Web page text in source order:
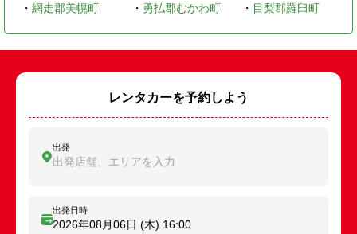
・ 網走郡美幌町 ・ 勇払郡むかわ町 ・ 目梨郡羅臼町
レンタカーを予約しよう
出発
出発店舗、エリアを入力
出発日時
2026年08月06日 (木) 16:00